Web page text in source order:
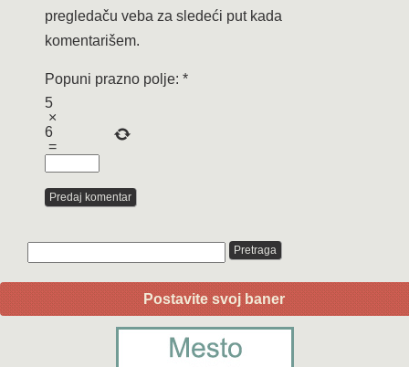
pregledaču veba za sledeći put kada
komentarišem.
Popuni prazno polje: *
5
×
6
=
Postavite svoj baner